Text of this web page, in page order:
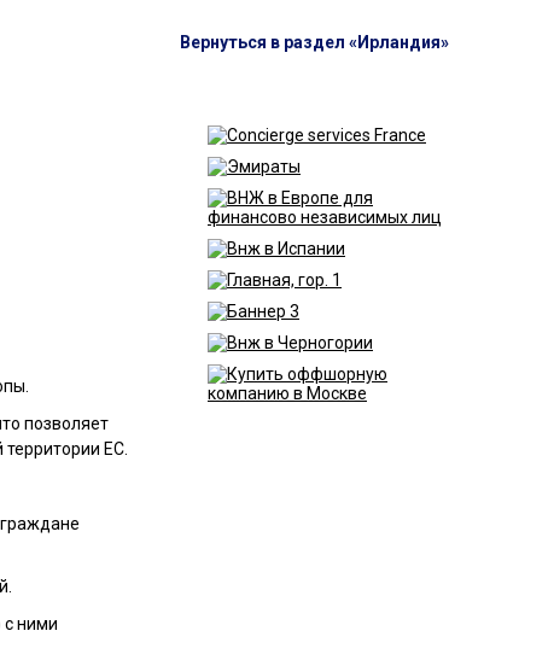
Вернуться в раздел «Ирландия»
позволяет
ЕС.
с ними